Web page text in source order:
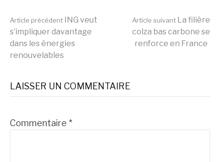
Lire
la
suite
Article précédent ING veut
s’impliquer davantage
dans les énergies
renouvelables
Article suivant La filière
colza bas carbone se
renforce en France
LAISSER UN COMMENTAIRE
Commentaire *